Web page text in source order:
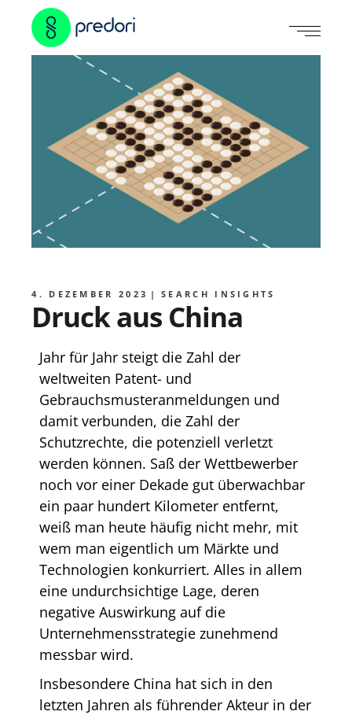
4. DEZEMBER 2023 SEARCH INSIGHTS
Druck aus China
Jahr für Jahr steigt die Zahl der
weltweiten Patent- und
Gebrauchsmusteranmeldungen und
damit verbunden, die Zahl der
Schutzrechte, die potenziell verletzt
werden können. Saß der Wettbewerber
noch vor einer Dekade gut überwachbar
ein paar hundert Kilometer entfernt,
weiß man heute häufig nicht mehr, mit
wem man eigentlich um Märkte und
Technologien konkurriert. Alles in allem
eine undurchsichtige Lage, deren
negative Auswirkung auf die
Unternehmensstrategie zunehmend
messbar wird.
Insbesondere China hat sich in den
letzten Jahren als führender Akteur in der